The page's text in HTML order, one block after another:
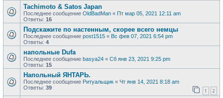
Tachimoto & Satos Japan
Последнее сообщение OldBadMan « Пт мар 05, 2021 12:11 am
Ответы: 16
Подскажите по настенным, скорее всего немцы
Последнее сообщение post1515 « Вс фев 07, 2021 6:54 pm
Ответы: 4
напольные Dufa
Последнее сообщение basya24 « Сб янв 23, 2021 9:25 pm
Ответы: 15
Напольный ЯНТАРЬ.
Последнее сообщение Ритуальщик « Чт янв 14, 2021 8:18 am
Ответы: 39 1 2